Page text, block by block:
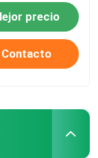
* 130.5m m
del
48v
precio
Contacto